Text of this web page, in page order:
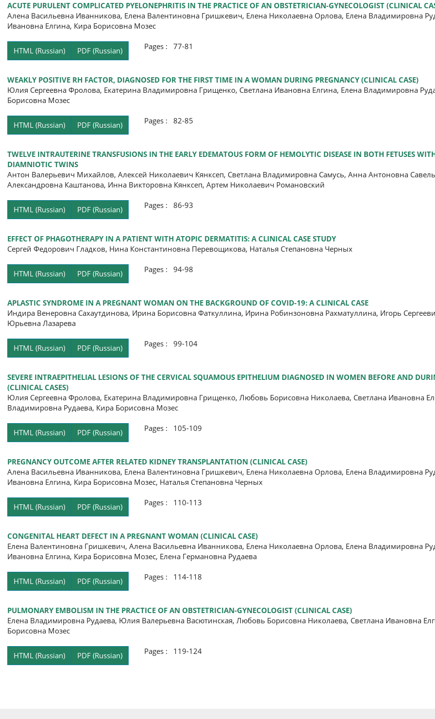
ACUTE PURULENT COMPLICATED PYELONEPHRITIS IN THE PRACTICE OF AN OBSTETRICIAN-GYNECOLOGIST (CLINICAL
Алена Васильевна Иванникова, Елена Валентиновна Гришкевич, Елена Николаевна Орлова, Елена Владимировна
Ивановна Елгина, Кира Борисовна Мозес
HTML (Russian) PDF (Russian) Pages : 77-81
WEAKLY POSITIVE RH FACTOR, DIAGNOSED FOR THE FIRST TIME IN A WOMAN DURING PREGNANCY (CLINICAL CASE)
Юлия Сергеевна Фролова, Екатерина Владимировна Грищенко, Светлана Ивановна Елгина, Елена Владимировна
Борисовна Мозес
HTML (Russian) PDF (Russian) Pages : 82-85
TWELVE INTRAUTERINE TRANSFUSIONS IN THE EARLY EDEMATOUS FORM OF HEMOLYTIC DISEASE IN BOTH FETUSES
DIAMNIOTIC TWINS
Антон Валерьевич Михайлов, Алексей Николаевич Кянксеп, Светлана Владимировна Самусь, Анна Антоновна
Александровна Каштанова, Инна Викторовна Кянксеп, Артем Николаевич Романовский
HTML (Russian) PDF (Russian) Pages : 86-93
EFFECT OF PHAGOTHERAPY IN A PATIENT WITH ATOPIC DERMATITIS: A CLINICAL CASE STUDY
Сергей Федорович Гладков, Нина Константиновна Перевощикова, Наталья Степановна Черных
HTML (Russian) PDF (Russian) Pages : 94-98
APLASTIC SYNDROME IN A PREGNANT WOMAN ON THE BACKGROUND OF COVID-19: A CLINICAL CASE
Индира Венеровна Сахаутдинова, Ирина Борисовна Фаткуллина, Ирина Робинзоновна Рахматуллина, Игорь
Юрьевна Лазарева
HTML (Russian) PDF (Russian) Pages : 99-104
SEVERE INTRAEPITHELIAL LESIONS OF THE CERVICAL SQUAMOUS EPITHELIUM DIAGNOSED IN WOMEN BEFORE AND
(CLINICAL CASES)
Юлия Сергеевна Фролова, Екатерина Владимировна Грищенко, Любовь Борисовна Николаева, Светлана Ивановна
Владимировна Рудаева, Кира Борисовна Мозес
HTML (Russian) PDF (Russian) Pages : 105-109
PREGNANCY OUTCOME AFTER RELATED KIDNEY TRANSPLANTATION (CLINICAL CASE)
Алена Васильевна Иванникова, Елена Валентиновна Гришкевич, Елена Николаевна Орлова, Елена Владимировна
Ивановна Елгина, Кира Борисовна Мозес, Наталья Степановна Черных
HTML (Russian) PDF (Russian) Pages : 110-113
CONGENITAL HEART DEFECT IN A PREGNANT WOMAN (CLINICAL CASE)
Елена Валентиновна Гришкевич, Алена Васильевна Иванникова, Елена Николаевна Орлова, Елена Владимировна
Ивановна Елгина, Кира Борисовна Мозес, Елена Германовна Рудаева
HTML (Russian) PDF (Russian) Pages : 114-118
PULMONARY EMBOLISM IN THE PRACTICE OF AN OBSTETRICIAN-GYNECOLOGIST (CLINICAL CASE)
Елена Владимировна Рудаева, Юлия Валерьевна Васютинская, Любовь Борисовна Николаева, Светлана Ивановна
Борисовна Мозес
HTML (Russian) PDF (Russian) Pages : 119-124